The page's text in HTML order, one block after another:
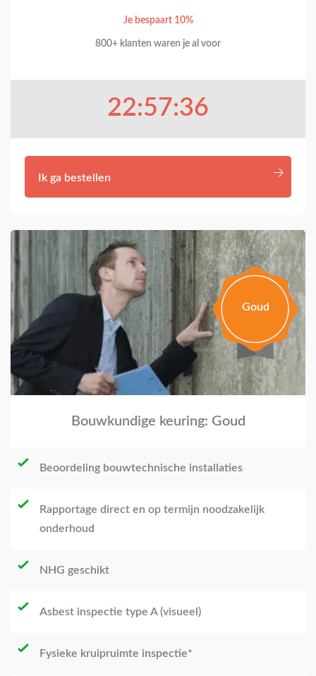
Je bespaart 10%
800+ klanten waren je al voor
22:57:35
Ik ga bestellen
Goud
Bouwkundige keuring: Goud
Beoordeling bouwtechnische installaties
Rapportage direct en op termijn noodzakelijk
onderhoud
NHG geschikt
Asbest inspectie type A (visueel)
Fysieke kruipruimte inspectie*